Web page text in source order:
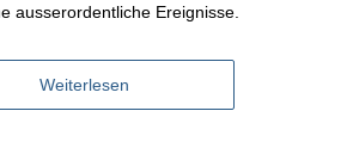
ausserordentliche Ereignisse.
Weiterlesen